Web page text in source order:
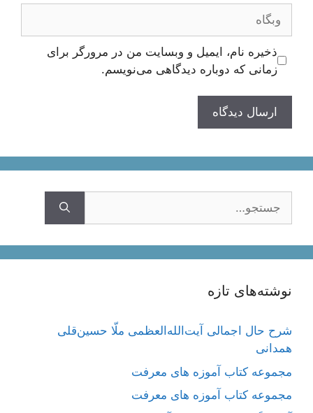
وبگاه
ذخیره نام، ایمیل و وبسایت من در مرورگر برای
زمانی که دوباره دیدگاهی می‌نویسم.
نوشته‌های تازه
شرح حال اجمالی آیت‌الله‌العظمی ملّا حسین‌قلی
همدانی
مجموعه کتاب آموزه های معرفت
مجموعه کتاب آموزه های معرفت